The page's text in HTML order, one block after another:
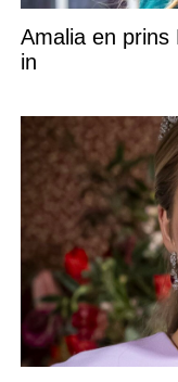
Amalia en prins
in